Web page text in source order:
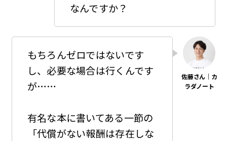
なんですか？
もちろんゼロではないです
し、必要な場合は行くんです
が……
有名な本に書いてある一節の
「代償がない報酬は存在しな